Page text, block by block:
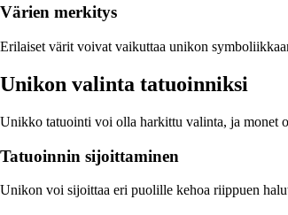
Värien merkitys
Erilaiset värit voivat vaikuttaa unikon
Unikon valinta tatuoinniksi
Unikko tatuointi voi olla harkittu valinta, ja monet
Tatuoinnin sijoittaminen
Unikon voi sijoittaa eri puolille kehoa riippuen